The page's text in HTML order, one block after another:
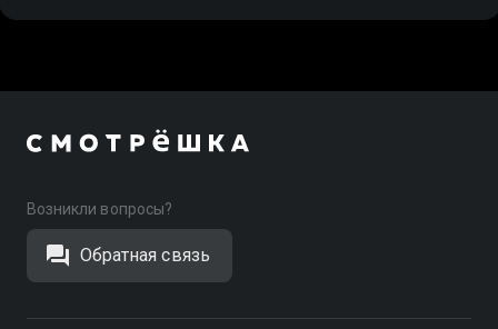
Возникли вопросы?
Обратная связь